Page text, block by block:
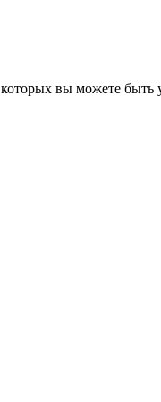
вы можете быть